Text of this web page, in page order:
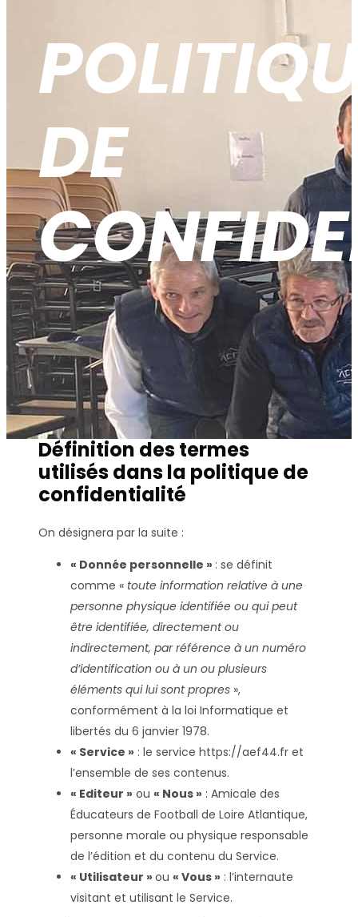
DE
Définition des termes
utilisés dans la politique de
confidentialité
On désignera par la suite :
« Donnée personnelle » : se définit
comme « toute information relative à une
personne physique identifiée ou qui peut
être identifiée, directement ou
indirectement, par référence à un numéro
d’identification ou à un ou plusieurs
éléments qui lui sont propres »,
conformément à la loi Informatique et
libertés du 6 janvier 1978.
« Service » : le service https://aef44.fr et
l’ensemble de ses contenus.
« Editeur » ou « Nous » : Amicale des
Éducateurs de Football de Loire Atlantique,
personne morale ou physique responsable
de l’édition et du contenu du Service.
« Utilisateur » ou « Vous » : l’internaute
visitant et utilisant le Service.